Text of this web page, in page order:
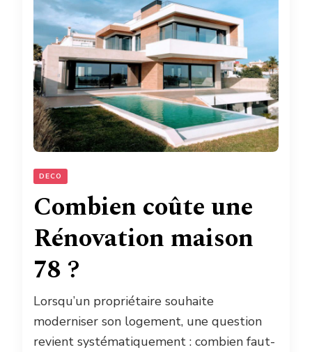
DECO
Combien coûte une
Rénovation maison
78 ?
Lorsqu’un propriétaire souhaite
moderniser son logement, une question
revient systématiquement : combien faut-